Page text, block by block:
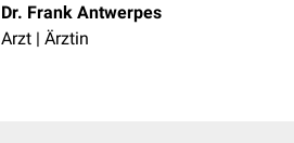
Dr. Frank Antwerpes
Arzt | Ärztin